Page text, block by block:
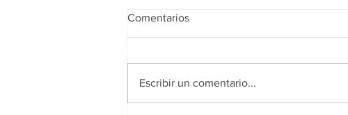
Realidad de octubre
Comentarios
Escribir un comentario...